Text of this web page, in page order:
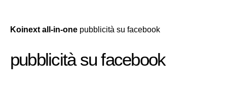
Koinext all-in-one pubblicità su facebook
pubblicità su facebook